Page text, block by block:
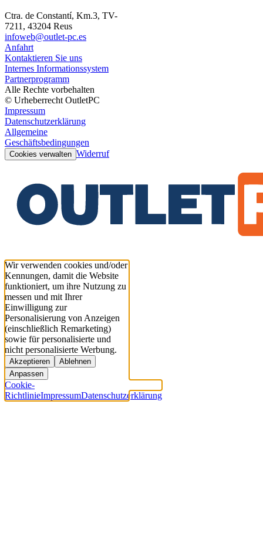
Ctra. de Constantí, Km.3, TV-
7211, 43204 Reus
infoweb@outlet-pc.es
Anfahrt
Kontaktieren Sie uns
Internes Informationssystem
Partnerprogramm
Alle Rechte vorbehalten
© Urheberrecht OutletPC
Impressum
Datenschutzerklärung
Allgemeine
Geschäftsbedingungen
Cookies verwalten Widerruf
Wir verwenden cookies und/oder
Kennungen, damit die Website
funktioniert, um ihre Nutzung zu
messen und mit Ihrer
Einwilligung zur
Personalisierung von Anzeigen
(einschließlich Remarketing)
sowie für personalisierte und
nicht personalisierte Werbung.
Akzeptieren
Ablehnen
Anpassen
Cookie-
RichtlinieImpressumDatenschutzerklärung